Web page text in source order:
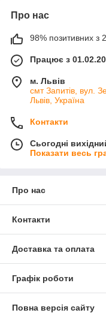
Про нас
98% позитивних з
Працює з
м. Львів
смт Запитів, вул.
Львів, Україна
Контакти
Сьогодні
Показати весь
Про нас
Контакти
Доставка та оплата
Графік роботи
Повна версія сайту